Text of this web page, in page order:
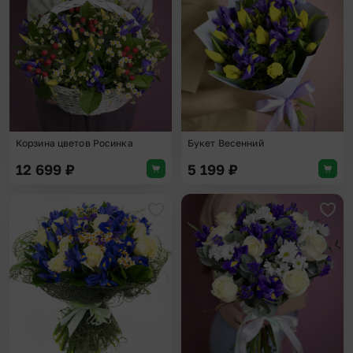
Корзина цветов Росинка
12 699 ₽
Букет Весенний
5 199 ₽
Добавить в избранное